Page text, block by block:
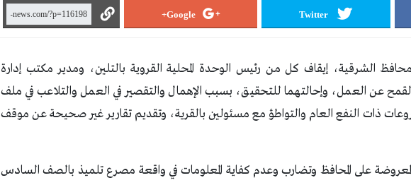
Twitter
Google+
الشرقية، إيقاف كل من رئيس الوحدة المحلية القروية بالتلين، ومدير مكتب إدارة
القمح عن العمل، وإحالتهما للتحقيق، بسبب الإهمال والتقصير في العمل والتلاعب في ملف
ذات النفع العام والتواطؤ مع مسئولين بالقرية، وتقديم تقارير غير صحيحة عن موقف
على المحافظ وتضارب وعدم كفاية المعلومات في واقعة مصرع تلميذ بالصف السادس